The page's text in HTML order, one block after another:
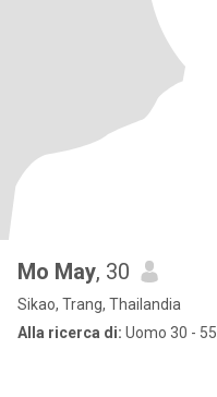
Mo May, 30
Sikao, Trang, Thailandia
Alla ricerca di: Uomo 30 - 55